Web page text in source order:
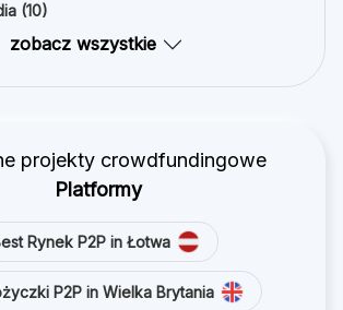
(10)
zobacz wszystkie
projekty crowdfundingowe
Platformy
Rynek P2P in Łotwa
P2P in Wielka Brytania